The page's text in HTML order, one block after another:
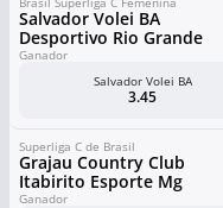
Salvador Volei BA
Desportivo Rio Grande
Ganador
Salvador Volei BA
3.45
Superliga C de Brasil
Grajau Country Club
Itabirito Esporte Mg
Ganador